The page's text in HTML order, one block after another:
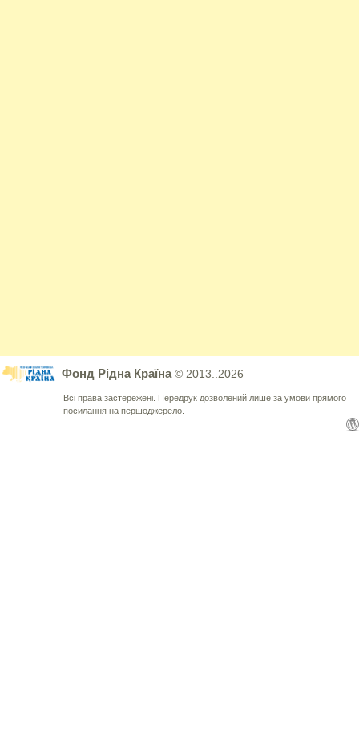
Фонд Рідна Країна© 2013..2026
Всі права застережені. Передрук дозволений лише за умови прямого
посилання на першоджерело.